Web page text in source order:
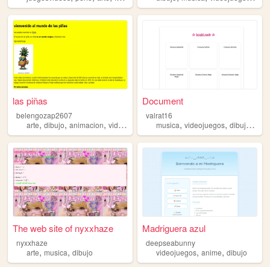
las piñas
belengozap2607
arte, dibujo, animacion, videojuegos musica
Document
valrat16
musica,videojuegos,dibujo ,
The web site of nyxxhaze
nyxxhaze
arte, musica, dibujo
Madriguera azul
deepseabunny
videojuegos,anime,dibujo